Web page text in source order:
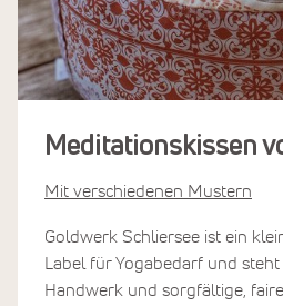
Meditationskissen
Mit verschiedenen Mustern
Goldwerk Schliersee ist ein
Label für Yogabedarf und
Handwerk und sorgfältige,